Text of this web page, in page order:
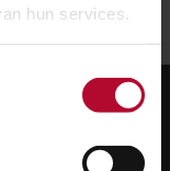
hun services.